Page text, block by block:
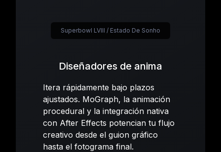
Diseñadores de anima
Itera rápidamente bajo plazos
ajustados. MoGraph, la animación
procedural y la integración nativa
con After Effects potencian tu flujo
creativo desde el guion gráfico
hasta el fotograma final.
Superbowl LVIII / Estado De Sonho